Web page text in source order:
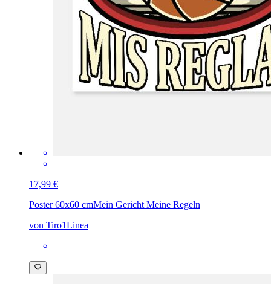
17,99 €
Poster 60x60 cmMein Gericht Meine Regeln
von Tiro1Linea